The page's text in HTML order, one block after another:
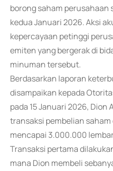
borong saham perusahaan
kedua Januari 2026. Aksi
kepercayaan petinggi
emiten yang bergerak di
minuman tersebut.
Berdasarkan laporan
disampaikan kepada
pada 15 Januari 2026, Dion
transaksi pembelian
mencapai 3.000.000
Transaksi pertama
mana Dion membeli